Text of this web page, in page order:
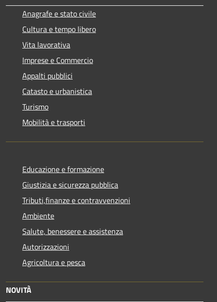
Anagrafe e stato civile
Cultura e tempo libero
Vita lavorativa
Imprese e Commercio
Appalti pubblici
Catasto e urbanistica
Turismo
Mobilità e trasporti
Educazione e formazione
Giustizia e sicurezza pubblica
Tributi,finanze e contravvenzioni
Ambiente
Salute, benessere e assistenza
Autorizzazioni
Agricoltura e pesca
NOVITÀ